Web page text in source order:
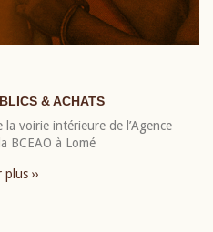
& ACHATS
voirie intérieure de l’Agence
BCEAO à Lomé
plus ››